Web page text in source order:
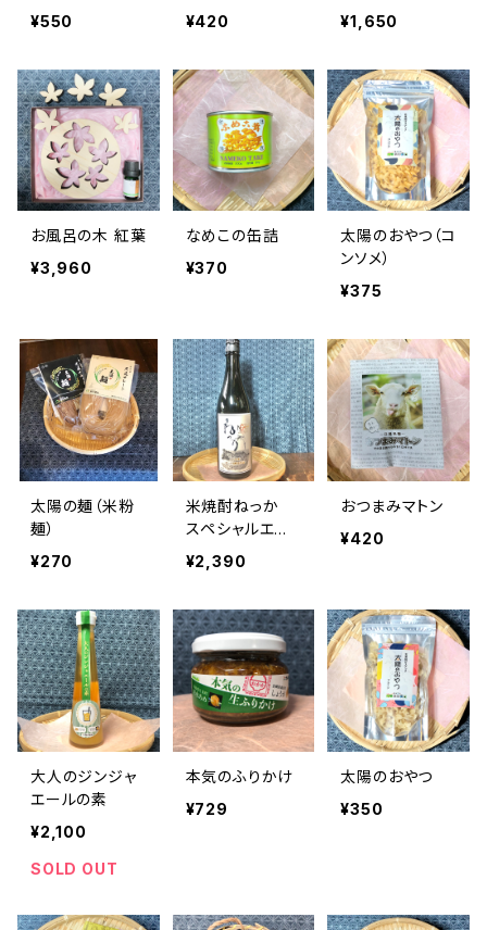
¥550
¥420
ルオイル】
¥1,650
お風呂の木 紅葉
¥3,960
なめこの缶詰
¥370
太陽のおやつ（コ
ンソメ）
¥375
太陽の麺（米粉
麺）
¥270
米焼酎ねっか
スペシャルエデ
ィション
¥2,390
おつまみマトン
¥420
大人のジンジャ
エールの素
¥2,100
SOLD OUT
本気のふりかけ
¥729
太陽のおやつ
¥350